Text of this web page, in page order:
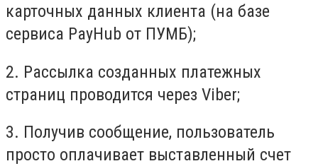
карточных данных клиента (на базе
сервиса PayHub от ПУМБ);
2. Рассылка созданных платежных
страниц проводится через Viber;
3. Получив сообщение, пользователь
просто оплачивает выставленный счет